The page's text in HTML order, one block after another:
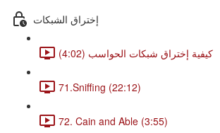
إختراق الشبكات
كيفية إختراق شبكات الحواسب (4:02)
71.Sniffing (22:12)
72. Cain and Able (3:55)